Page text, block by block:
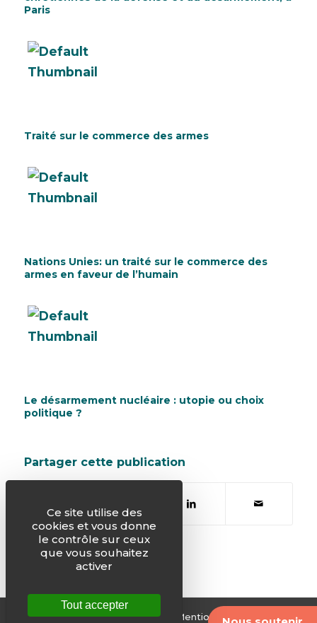
Paris
Traité sur le commerce des armes
Nations Unies: un traité sur le commerce des
armes en faveur de l’humain
Le désarmement nucléaire : utopie ou choix
politique ?
Partager cette publication
© Justice & Paix -Plan du site Mentions légales-
Ce site utilise des
cookies et vous donne
le contrôle sur ceux
que vous souhaitez
activer
Tout accepter